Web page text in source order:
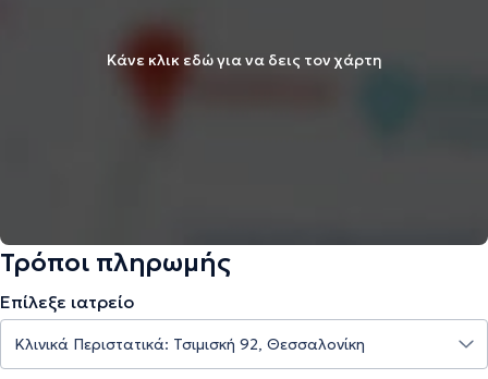
Κάνε κλικ εδώ για να δεις τον χάρτη
Τρόποι πληρωμής
Επίλεξε ιατρείο